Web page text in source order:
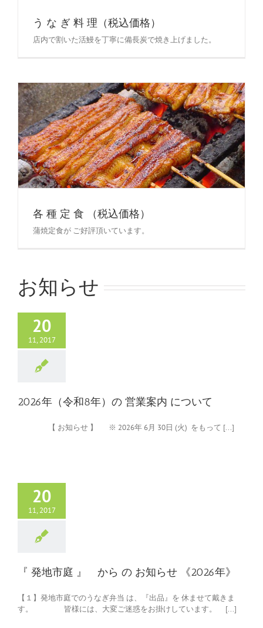
う な ぎ 料 理（税込価格）
店内で割いた活鰻を丁寧に備長炭で焼き上げました。
各 種 定 食 （税込価格）
蒲焼定食が ご好評頂いています。
お知らせ
20
11, 2017
2026年（令和8年）の 営業案内 について
【 お知らせ 】 ※ 2026年 6月 30日 (火) をもって [...]
20
11, 2017
『 発地市庭 』 から の お知らせ 《2026年》
【１】発地市庭でのうなぎ弁当 は、『出品』を 休ませて戴きま
す。 皆様には、大変ご迷惑をお掛けしています。 [...]